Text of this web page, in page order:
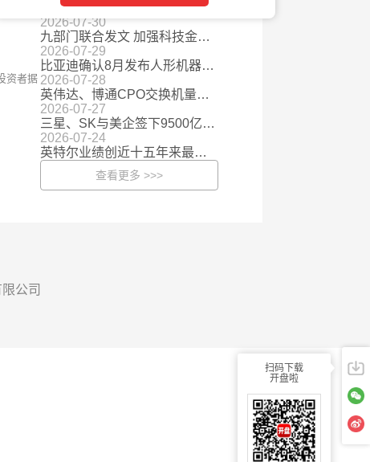
资者据
字节跳动组建豆包办公部门 AI办公赛道从“回答”迈向“完成”
2026-07-30
九部门联合发文 加强科技金融领域数据开发利用
2026-07-29
比亚迪确认8月发布人形机器人 车企跨界加速产业链从概念走向量产
2026-07-28
英伟达、博通CPO交换机量产，百亿市场加速兑现
2026-07-27
三星、SK与美企签下9500亿美元大单 存储行业估值有望向成长股演进
2026-07-24
英特尔业绩创近十五年来最强劲增长 AI Agent带来CPU的价值重估
查看更多 >>>
扫码下载
开盘啦
公司